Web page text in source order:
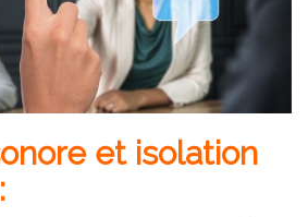
et isolation